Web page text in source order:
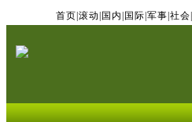
首页 滚动 国内 国际 军事 社会